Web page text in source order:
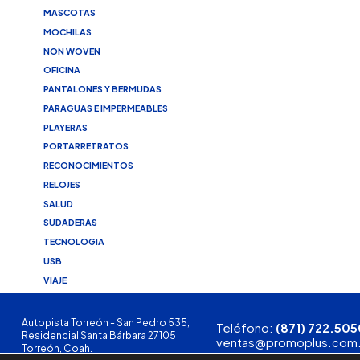
MASCOTAS
MOCHILAS
NON WOVEN
OFICINA
PANTALONES Y BERMUDAS
PARAGUAS E IMPERMEABLES
PLAYERAS
PORTARRETRATOS
RECONOCIMIENTOS
RELOJES
SALUD
SUDADERAS
TECNOLOGIA
USB
VIAJE
Autopista Torreón - San Pedro 535,
Residencial Santa Bárbara 27105
Torreón, Coah.
Teléfono: (871)